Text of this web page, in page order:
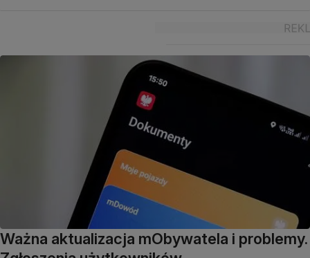
Ważna aktualizacja mObywatela i problemy.